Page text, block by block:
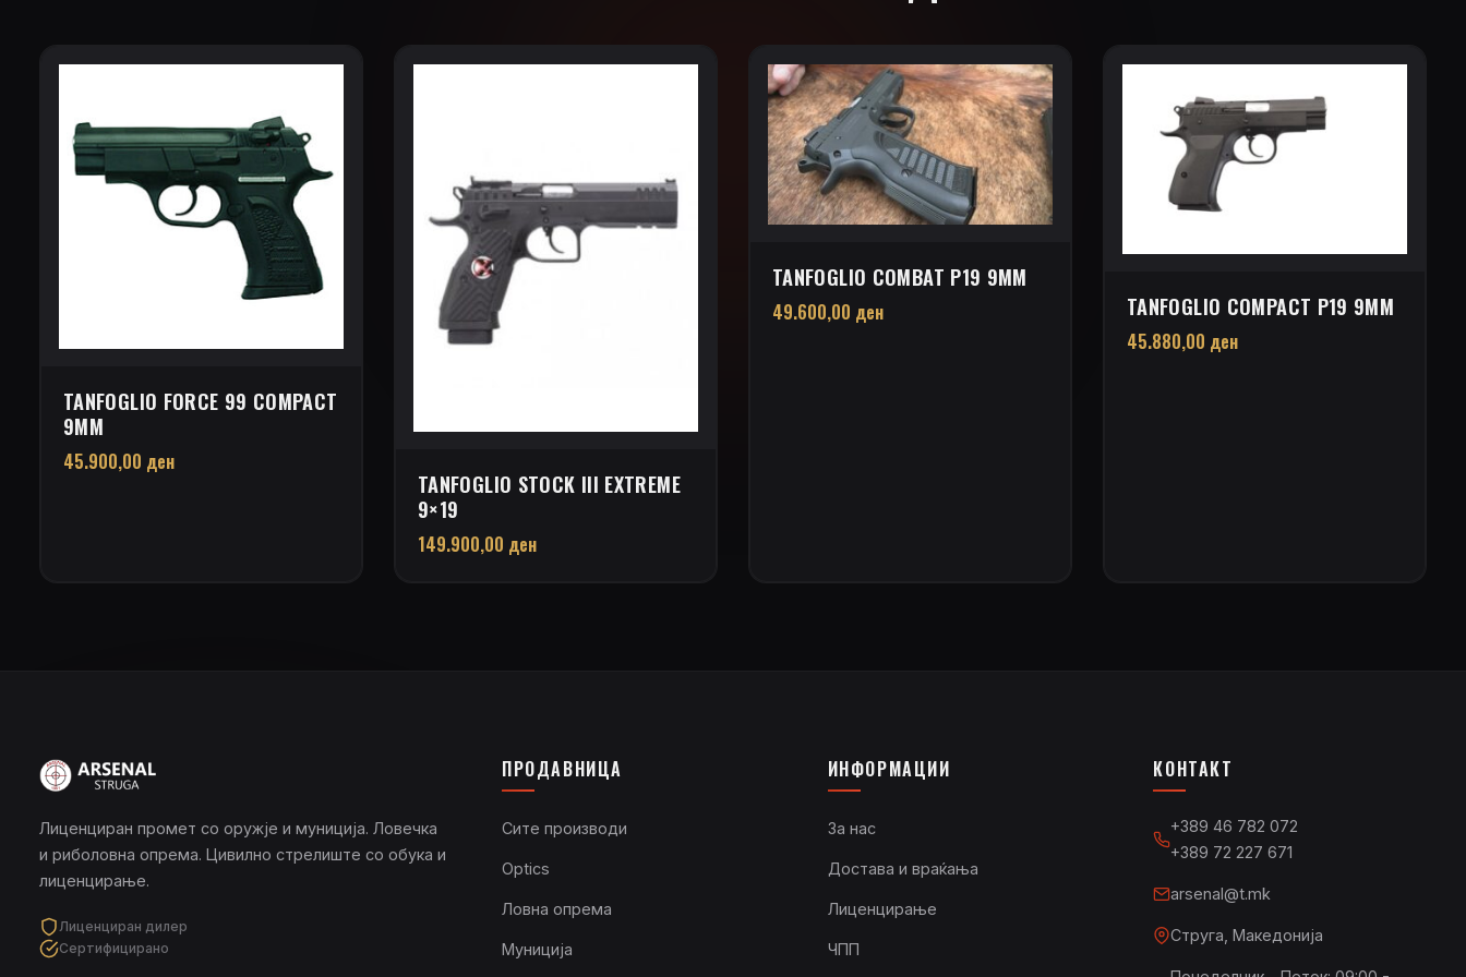
TANFOGLIO FORCE 99 COMPACT
9MM
45.900,00 ден
TANFOGLIO STOCK III EXTREME
9×19
149.900,00 ден
TANFOGLIO COMBAT P19 9MM
49.600,00 ден TANFOGLIO COMPACT P19 9MM
45.880,00 ден
Лиценциран промет со оружје и муниција. Ловечка
и риболовна опрема. Цивилно стрелиште со обука и
лиценцирање.
Лиценциран дилер
Сертифицирано
ПРОДАВНИЦА
Сите производи
Optics
Ловна опрема
Муниција
ИНФОРМАЦИИ
За нас
Достава и враќања
Лиценцирање
ЧПП
КОНТАКТ
+389 46 782 072
+389 72 227 671
arsenal@t.mk
Струга, Македонија